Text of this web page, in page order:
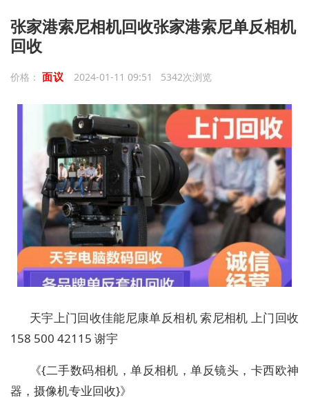
张家港索尼相机回收张家港索尼单反相机
回收
价格： 面议 2024-01-11 09:51 5342次浏览
天宇上门回收佳能尼康单反相机 索尼相机 上门回收
158 500 42115 谢宇
《{二手数码相机，单反相机，单反镜头，卡西欧神
器，摄像机专业回收}》